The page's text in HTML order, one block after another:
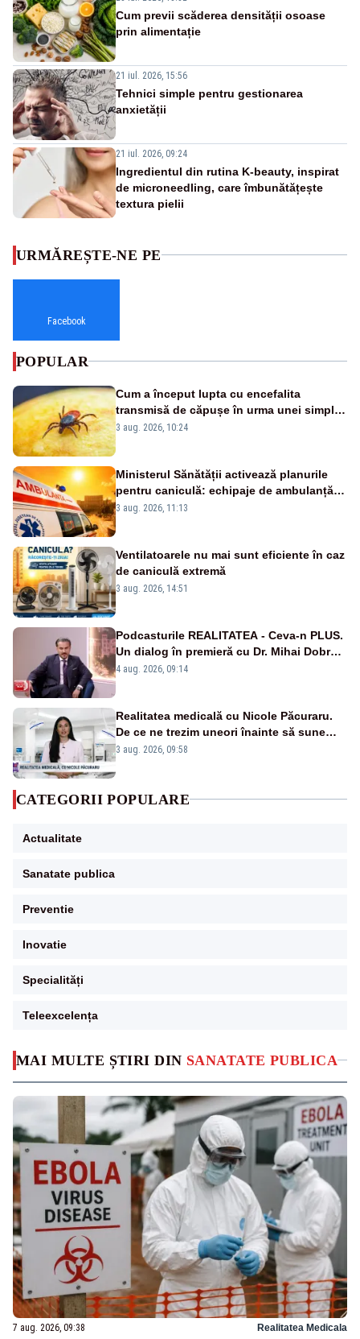
Cum previi scăderea densității osoase
prin alimentație
21 iul. 2026, 15:56
Tehnici simple pentru gestionarea
anxietății
21 iul. 2026, 09:24
Ingredientul din rutina K-beauty, inspirat
de microneedling, care îmbunătățește
textura pielii
MAI MULTE ȘTIRI DIN SANATATE PUBLICA
7 aug. 2026, 09:38 Realitatea Medicala
URMĂREȘTE-NE PE
Facebook
POPULAR
Cum a început lupta cu encefalita
transmisă de căpușe în urma unei simple
vacanțe
3 aug. 2026, 10:24
Ministerul Sănătății activează planurile
pentru caniculă: echipaje de ambulanță
suplimentate, stocuri de medicamente
3 aug. 2026, 11:13
Ventilatoarele nu mai sunt eficiente în caz
de caniculă extremă
3 aug. 2026, 14:51
Podcasturile REALITATEA - Ceva-n PLUS.
Un dialog în premieră cu Dr. Mihai Dobra –
VIDEO
4 aug. 2026, 09:14
Realitatea medicală cu Nicole Păcuraru.
De ce ne trezim uneori înainte să sune
alarma?
3 aug. 2026, 09:58
CATEGORII POPULARE
Actualitate
Sanatate publica
Preventie
Inovatie
Specialități
Teleexcelența